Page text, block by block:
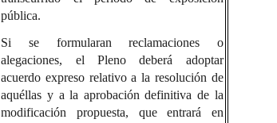
pública.
Si se formularan reclamaciones o
alegaciones, el Pleno deberá adoptar
acuerdo expreso relativo a la resolución de
aquéllas y a la aprobación definitiva de la
modificación propuesta, que entrará en